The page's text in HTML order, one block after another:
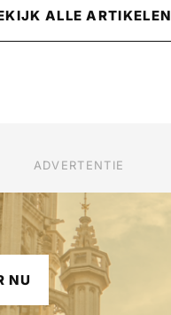
ALLE ARTIKELEN
ADVERTENTIE
NU